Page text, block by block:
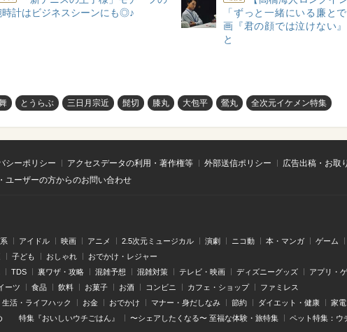
時計はビジネスシーンにも◎♪
「ずっと一緒にいる廉
画『君の顔では泣けない
と
とうらぶ 三日月宗近 髭切 膝丸 大包平 鶯丸 全次元イケメン特集
シーポリシー アクセスデータの利用・著作権等 外部送信ポリシー
広告出稿・お取
ユーザーの方からのお問い合わせ
アイドル 映画 アニメ 2.5次元ミュージカル 演劇 ニコ動 本・マンガ ゲーム
子ども おしゃれ おでかけ・レジャー
TDS 裏ワザ・攻略 混雑予想 混雑対策 テレビ・映画 ディズニーグッズ アプリ・
ーツ 食品 飲料 お菓子 お酒 コンビニ カフェ・ショップ ファミレス
生活・ライフハック お金 おでかけ マナー・身だしなみ 節約 ダイエット・健康 家電
特集『おいしいウチごはん』 〜シェアしたくなる〜 至福な体験・旅特集 ペット特集：ウ